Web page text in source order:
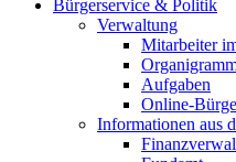
Bürgerservice & Politik
Verwaltung
Mitarbeiter
Aufgaben
Online-
Informationen aus